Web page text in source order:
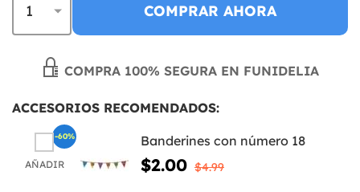
COMPRAR AHORA
COMPRA 100% SEGURA EN FUNIDELIA
ACCESORIOS RECOMENDADOS:
AÑADIR
Banderines con número 18
$2.00 $4.99
-60%